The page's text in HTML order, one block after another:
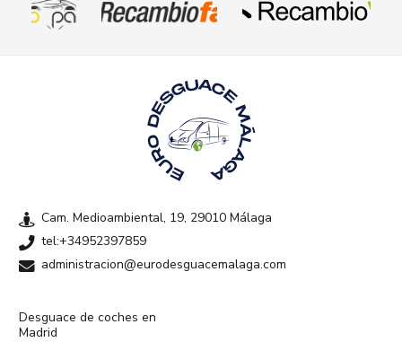
Cam. Medioambiental, 19, 29010 Málaga
tel:+34952397859
administracion@eurodesguacemalaga.com
Desguace de coches en
Madrid